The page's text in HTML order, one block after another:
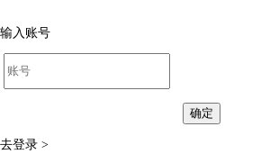
输入账号
确定
去登录 >